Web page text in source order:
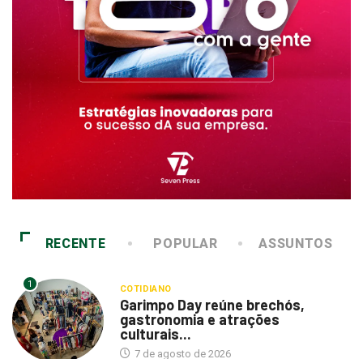
RECENTE POPULAR ASSUNTOS
1 COTIDIANO
Garimpo Day reúne brechós,
gastronomia e atrações
culturais...
7 de agosto de 2026